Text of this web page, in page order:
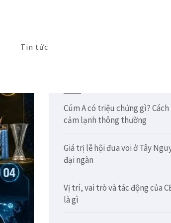
Tin tức
Cúm A có triệu chứng gì?
cảm lạnh thông thường
Giá trị lễ hội đua voi ở Tây
đại ngàn
Vị trí, vai trò và tác động của
là gì